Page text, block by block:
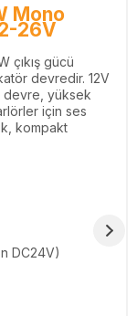
Mono
26V
çıkış gücü
devredir. 12V
devre, yüksek
için ses
kompakt
DC24V)